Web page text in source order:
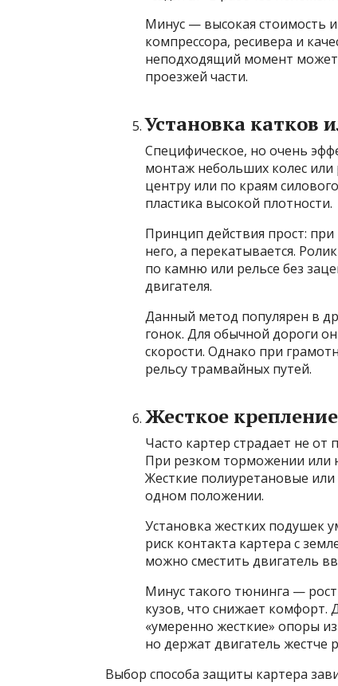
Минус — высокая стоимость
компрессора, ресивера и
неподходящий момент
проезжей части.
Установка катков
Специфическое, но очень
монтаж небольших колес или
центру или по краям
пластика высокой плотности.
Принцип действия прост:
него, а перекатывается.
по камню или рельсе без
двигателя.
Данный метод популярен в
гонок. Для обычной дороги
скорости. Однако при
рельсу трамвайных путей.
Жесткое
Часто картер страдает не от
При резком торможении или
Жесткие полиуретановые
одном положении.
Установка жестких подушек
риск контакта картера с
можно сместить двигатель
Минус такого тюнинга —
кузов, что снижает
«умеренно жесткие» опоры
но держат двигатель жестче
Выбор способа защиты картера